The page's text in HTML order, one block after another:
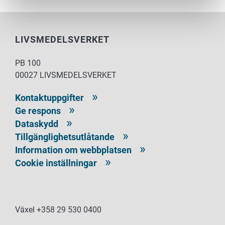
LIVSMEDELSVERKET
PB 100
00027 LIVSMEDELSVERKET
Kontaktuppgifter
Ge respons
Dataskydd
Tillgänglighetsutlåtande
Information om webbplatsen
Cookie inställningar
Växel +358 29 530 0400